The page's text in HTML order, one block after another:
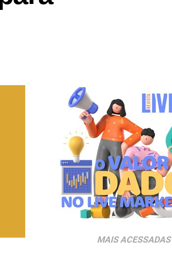
MAIS ACESSADAS